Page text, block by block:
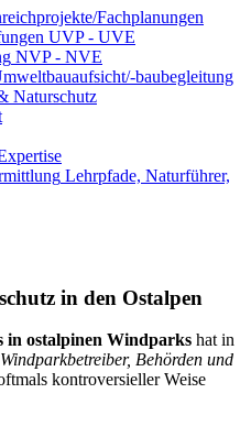
Fachplanungen
UVP - UVE
NVP - NVE
baubegleitung
Naturschutz
Lehrpfade, Naturführer,
in den Ostalpen
in ostalpinen Windparks hat in
Behörden und
kontroversieller Weise